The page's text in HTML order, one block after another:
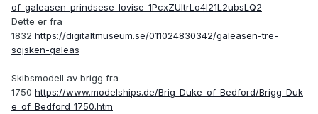
of-galeasen-prindsese-lovise-1PcxZUltrLo4l21L2ubsLQ2
Dette er fra
1832 https://digitaltmuseum.se/011024830342/galeasen-tre-
sojsken-galeas
Skibsmodell av brigg fra
1750 https://www.modelships.de/Brig_Duke_of_Bedford/Brigg_Duk
e_of_Bedford_1750.htm